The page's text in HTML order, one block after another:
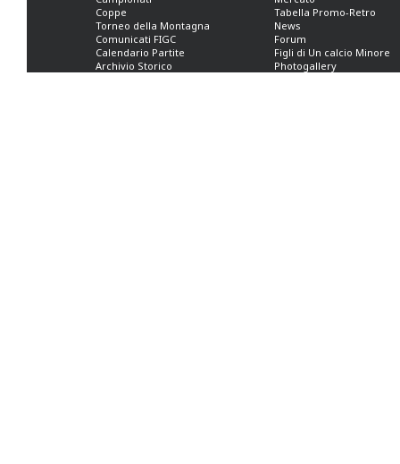
Coppe
Torneo della Montagna
Comunicati FIGC
Calendario Partite
Archivio Storico
Tabella Promo-Retro
News
Forum
Figli di Un calcio Minore
Photogallery